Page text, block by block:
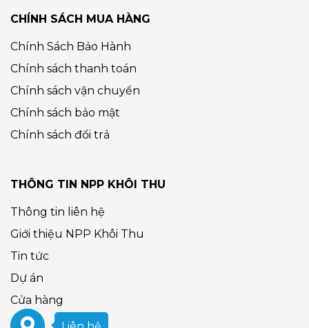
CHÍNH SÁCH MUA HÀNG
Chính Sách Bảo Hành
Chính sách thanh toán
Chính sách vận chuyển
Chính sách bảo mật
Chính sách đổi trả
THÔNG TIN NPP KHÔI THU
Thông tin liên hệ
Giới thiệu NPP Khôi Thu
Tin tức
Dự án
Cửa hàng